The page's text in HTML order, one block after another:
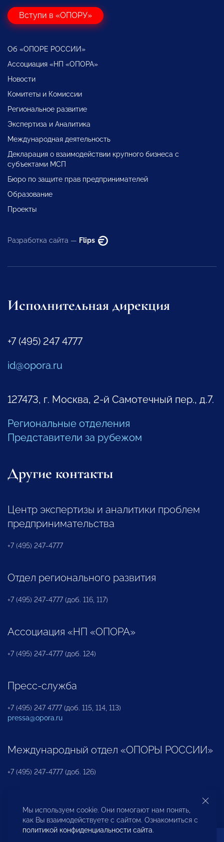
Вступи в «ОПОРУ»
Об «ОПОРЕ РОССИИ»
Ассоциация «НП «ОПОРА»
Новости
Комитеты и Комиссии
Региональное развитие
Экспертиза и Аналитика
Международная деятельность
Декларация о взаимодействии крупного бизнеса с
субъектами МСП
Бюро по защите прав предпринимателей
Образование
Проекты
Разработка сайта — Flips
Исполнительная дирекция
+7 (495) 247 4777
id@opora.ru
127473, г. Москва, 2-й Самотечный пер., д.7.
Региональные отделения
Представители за рубежом
Другие контакты
Центр экспертизы и аналитики проблем
предпринимательства
+7 (495) 247-4777
Отдел регионального развития
+7 (495) 247-4777 (доб. 116, 117)
Ассоциация «НП «ОПОРА»
+7 (495) 247-4777 (доб. 124)
Пресс-служба
+7 (495) 247 4777 (доб. 115, 114, 113)
pressa@opora.ru
Международный отдел «ОПОРЫ РОССИИ»
+7 (495) 247-4777 (доб. 126)
Бюро по защите прав предпринимателей и
инвесторов
Мы используем cookie. Они помогают нам понять,
как Вы взаимодействуете с сайтом. Ознакомиться с
политикой конфиденциальности сайта.